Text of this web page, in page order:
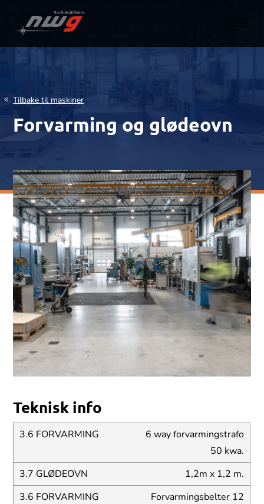
Tilbake til maskiner
Forvarming og glødeovn
Teknisk info
6 way forvarmingstrafo
50 kwa.
1,2m x 1,2 m.
Forvarmingsbelter 12